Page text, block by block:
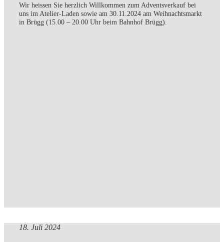
Wir heissen Sie herzlich Willkommen zum Adventsverkauf bei
uns im Atelier-Laden sowie am 30.11.2024 am Weihnachtsmarkt
in Brügg (15.00 – 20.00 Uhr beim Bahnhof Brügg).
18. Juli 2024